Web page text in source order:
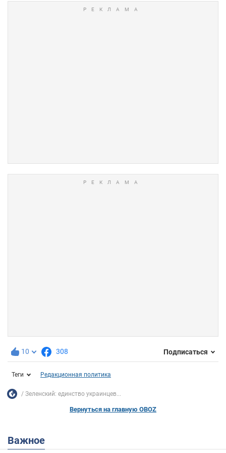
10 308 Подписаться
Теги Редакционная политика
Зеленский: единство украинцев...
Вернуться на главную OBOZ
Важное